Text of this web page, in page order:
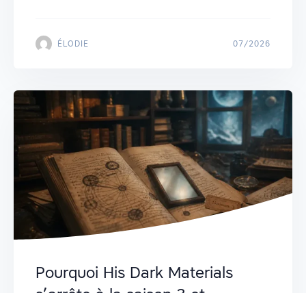
ÉLODIE 07/2026
Pourquoi His Dark Materials